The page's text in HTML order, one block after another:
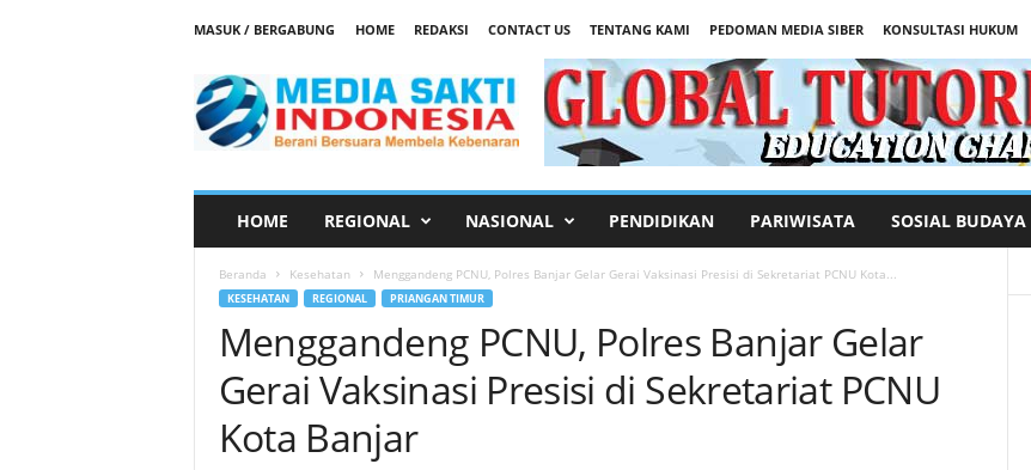
MASUK / BERGABUNG HOME REDAKSI CONTACT US TENTANG KAMI PEDOMAN MEDIA SIBER
KONSULTASI HUKUM
d
HOME REGIONAL NASIONAL PENDIDIKAN PARIWISATA SOSIAL BUDAYA
Beranda Kesehatan Menggandeng PCNU, Polres Banjar Gelar Gerai Vaksinasi Presisi di Sekretariat PCNU Kota...
KESEHATAN REGIONAL PRIANGAN TIMUR
Menggandeng PCNU, Polres Banjar Gelar
Gerai Vaksinasi Presisi di Sekretariat PCNU
Kota Banjar